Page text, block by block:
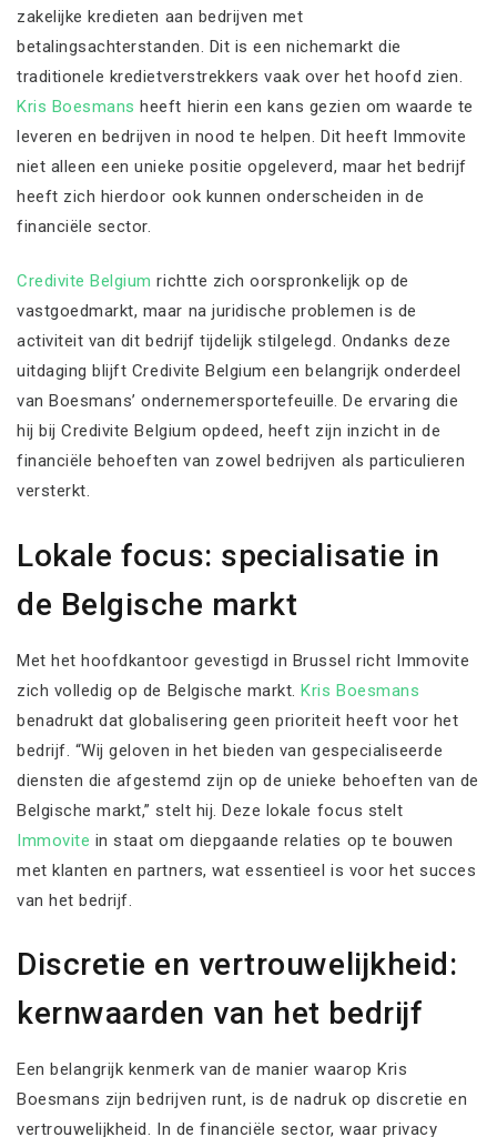
zakelijke kredieten aan bedrijven met
betalingsachterstanden. Dit is een nichemarkt die
traditionele kredietverstrekkers vaak over het hoofd zien.
Kris Boesmans heeft hierin een kans gezien om waarde te
leveren en bedrijven in nood te helpen. Dit heeft Immovite
niet alleen een unieke positie opgeleverd, maar het bedrijf
heeft zich hierdoor ook kunnen onderscheiden in de
financiële sector.
Credivite Belgium richtte zich oorspronkelijk op de
vastgoedmarkt, maar na juridische problemen is de
activiteit van dit bedrijf tijdelijk stilgelegd. Ondanks deze
uitdaging blijft Credivite Belgium een belangrijk onderdeel
van Boesmans’ ondernemersportefeuille. De ervaring die
hij bij Credivite Belgium opdeed, heeft zijn inzicht in de
financiële behoeften van zowel bedrijven als particulieren
versterkt.
Lokale focus: specialisatie in
de Belgische markt
Met het hoofdkantoor gevestigd in Brussel richt Immovite
zich volledig op de Belgische markt.Kris Boesmans
benadrukt dat globalisering geen prioriteit heeft voor het
bedrijf. “Wij geloven in het bieden van gespecialiseerde
diensten die afgestemd zijn op de unieke behoeften van de
Belgische markt,” stelt hij. Deze lokale focus stelt
Immovite in staat om diepgaande relaties op te bouwen
met klanten en partners, wat essentieel is voor het succes
van het bedrijf.
Discretie en vertrouwelijkheid:
kernwaarden van het bedrijf
Een belangrijk kenmerk van de manier waarop Kris
Boesmans zijn bedrijven runt, is de nadruk op discretie en
vertrouwelijkheid. In de financiële sector, waar privacy